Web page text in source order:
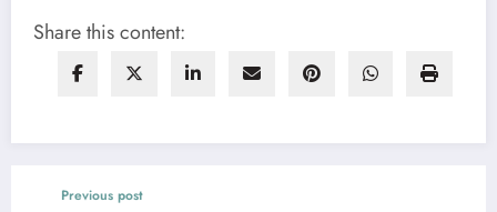
Share this content:
Previous post